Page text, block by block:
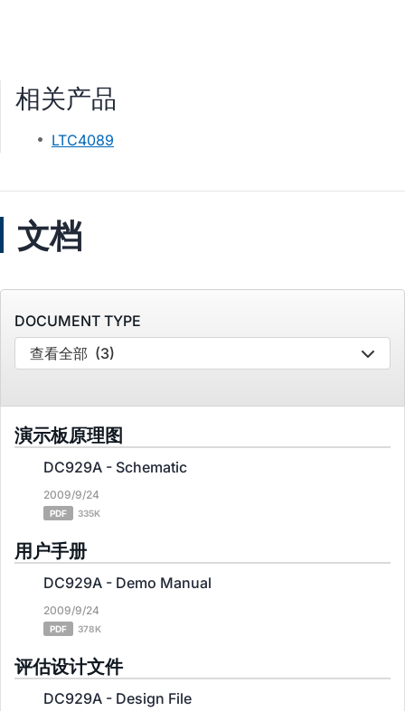
相关产品
LTC4089
文档
DOCUMENT TYPE
查看全部 (3)
演示板原理图
DC929A - Schematic
2009/9/24
PDF 335K
用户手册
DC929A - Demo Manual
2009/9/24
PDF 378K
评估设计文件
DC929A - Design File